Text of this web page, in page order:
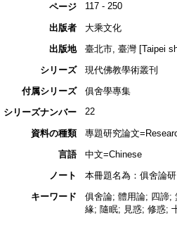
ページ 117 - 250
出版者
大乘文化
出版地
臺北市, 臺灣 [Taipei
シリーズ
現代佛教學術叢刊
付属シリーズ
俱舍學專集
シリーズナンバー
22
資料の種類
專題研究論文
言語
中文=Chinese
ノート
本冊題名為：俱舍論
キーワード
俱舍論; 體用論; 四諦;
緣; 隨眠; 見惑; 修惑;